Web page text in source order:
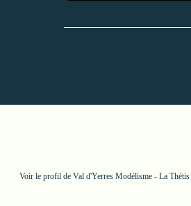
Voir le profil de Val d'Yerres Modélisme - La Thétis